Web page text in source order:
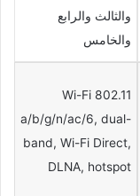
والثالث والرابع
والخامس
Wi-Fi 802.11
a/b/g/n/ac/6, dual-
band, Wi-Fi Direct,
DLNA, hotspot